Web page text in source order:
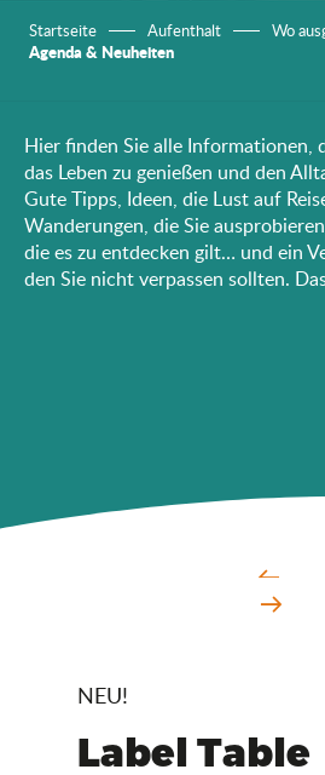
Startseite Aufenthalt Wo
Agenda & Neuheiten
Hier finden Sie alle Informationen,
das Leben zu genießen und den
Gute Tipps, Ideen, die Lust auf
Wanderungen, die Sie
die es zu entdecken gilt… und ein
den Sie nicht verpassen sollten.
NEU!
Label Table